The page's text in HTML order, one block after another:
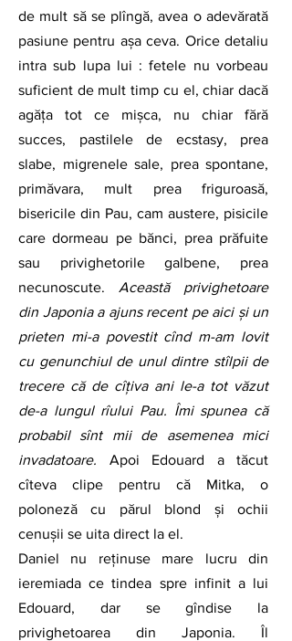
de mult să se plîngă, avea o adevărată
pasiune pentru așa ceva. Orice detaliu
intra sub lupa lui : fetele nu vorbeau
suficient de mult timp cu el, chiar dacă
agăța tot ce mișca, nu chiar fără
succes, pastilele de ecstasy, prea
slabe, migrenele sale, prea spontane,
primăvara, mult prea friguroasă,
bisericile din Pau, cam austere, pisicile
care dormeau pe bănci, prea prăfuite
sau privighetorile galbene, prea
necunoscute. Această privighetoare
din Japonia a ajuns recent pe aici și un
prieten mi-a povestit cînd m-am lovit
cu genunchiul de unul dintre stîlpii de
trecere că de cîțiva ani le-a tot văzut
de-a lungul rîului Pau. Îmi spunea că
probabil sînt mii de asemenea mici
invadatoare. Apoi Edouard a tăcut
cîteva clipe pentru că Mitka, o
poloneză cu părul blond și ochii
cenușii se uita direct la el.
Daniel nu reținuse mare lucru din
ieremiada ce tindea spre infinit a lui
Edouard, dar se gîndise la
privighetoarea din Japonia. Îl